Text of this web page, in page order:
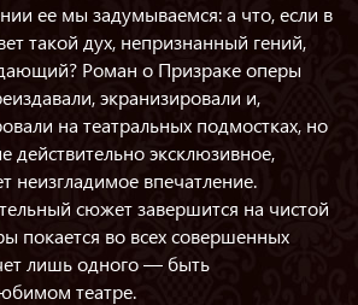
ее мы задумываемся: а что, если в
такой дух, непризнанный гений,
Роман о Призраке оперы
экранизировали и,
на театральных подмостках, но
действительно эксклюзивное,
неизгладимое впечатление.
сюжет завершится на чистой
покается во всех совершенных
лишь одного — быть
театре.